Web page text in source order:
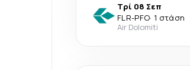
Τρί 08 Σεπ
FLR-PFO· 1 στάση
Air Dolomiti